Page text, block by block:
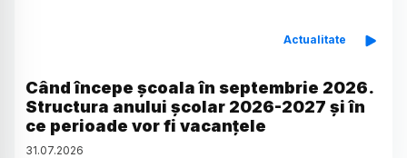
Actualitate
Când începe școala în septembrie 2026.
Structura anului școlar 2026-2027 și în
ce perioade vor fi vacanțele
31.07.2026